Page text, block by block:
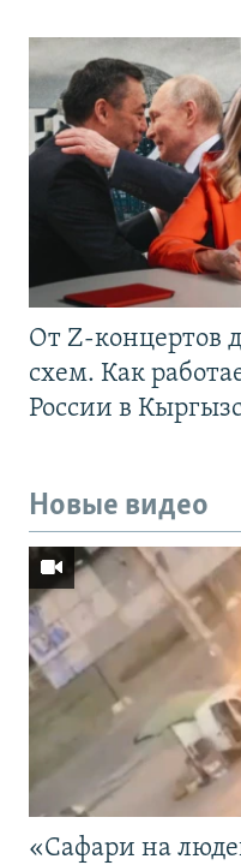
От Z-концертов
схем. Как
России в
Новые видео
«Cафари на